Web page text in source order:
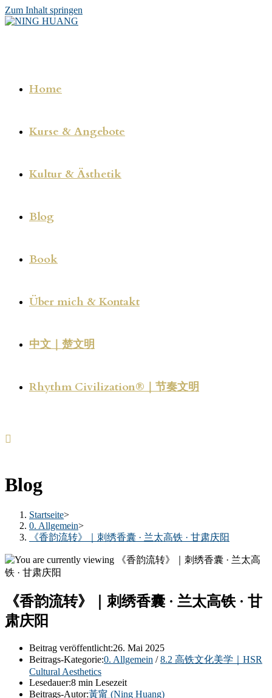
Zum Inhalt springen
Home
Kurse & Angebote
Kultur & Ästhetik
Blog
Book
Über mich & Kontakt
中文｜楚文明
Rhythm Civilization®｜节奏文明
Blog
Startseite>
0. Allgemein>
《香韵流转》｜刺绣香囊 · 兰太高铁 · 甘肃庆阳
《香韵流转》｜刺绣香囊 · 兰太高铁 · 甘
肃庆阳
Beitrag veröffentlicht:26. Mai 2025
Beitrags-Kategorie:0. Allgemein / 8.2 高铁文化美学｜HSR
Cultural Aesthetics
Lesedauer:8 min Lesezeit
Beitrags-Autor:黃甯 (Ning Huang)